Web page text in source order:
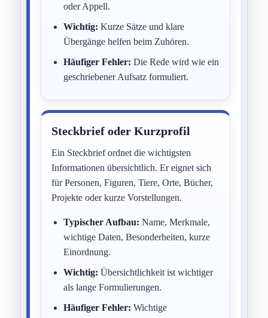
oder Appell.
Wichtig: Kurze Sätze und klare
Übergänge helfen beim Zuhören.
Häufiger Fehler: Die Rede wird wie ein
geschriebener Aufsatz formuliert.
Steckbrief oder Kurzprofil
Ein Steckbrief ordnet die wichtigsten
Informationen übersichtlich. Er eignet sich
für Personen, Figuren, Tiere, Orte, Bücher,
Projekte oder kurze Vorstellungen.
Typischer Aufbau: Name, Merkmale,
wichtige Daten, Besonderheiten, kurze
Einordnung.
Wichtig: Übersichtlichkeit ist wichtiger
als lange Formulierungen.
Häufiger Fehler: Wichtige